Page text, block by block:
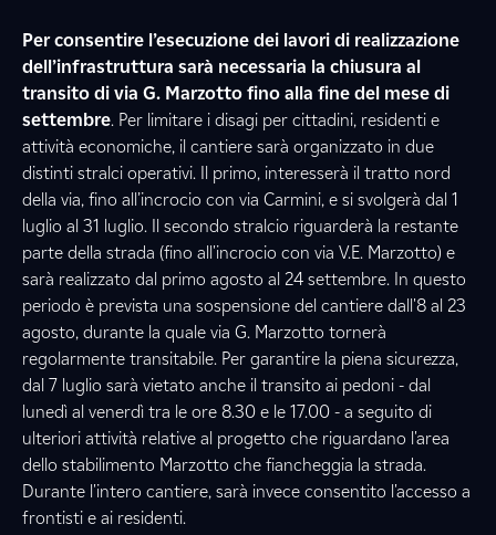
Per consentire l’esecuzione dei lavori di realizzazione
dell’infrastruttura sarà necessaria la chiusura al
transito di via G. Marzotto fino alla fine del mese di
settembre. Per limitare i disagi per cittadini, residenti e
attività economiche, il cantiere sarà organizzato in due
distinti stralci operativi. Il primo, interesserà il tratto nord
della via, fino all’incrocio con via Carmini, e si svolgerà dal 1
luglio al 31 luglio. Il secondo stralcio riguarderà la restante
parte della strada (fino all'incrocio con via V.E. Marzotto) e
sarà realizzato dal primo agosto al 24 settembre. In questo
periodo è prevista una sospensione del cantiere dall'8 al 23
agosto, durante la quale via G. Marzotto tornerà
regolarmente transitabile. Per garantire la piena sicurezza,
dal 7 luglio sarà vietato anche il transito ai pedoni - dal
lunedì al venerdì tra le ore 8.30 e le 17.00 - a seguito di
ulteriori attività relative al progetto che riguardano l'area
dello stabilimento Marzotto che fiancheggia la strada.
Durante l'intero cantiere, sarà invece consentito l'accesso a
frontisti e ai residenti.